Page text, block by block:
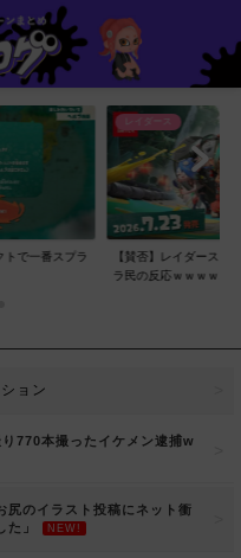
トで一番スプラ
レイダース
【賛否】レイダースダ
ラ民の反応ｗｗｗｗ...
ョン
770本撮ったイケメン逮捕w
尻のイラスト投稿にネット衝
」
NEW!